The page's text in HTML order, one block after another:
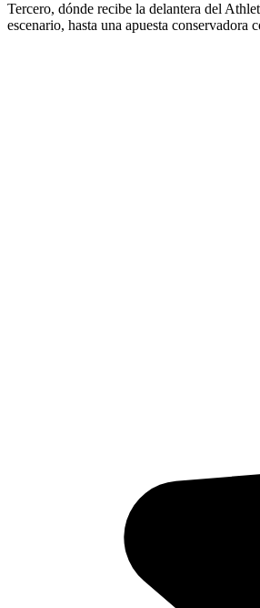
Tercero, dónde recibe la delantera del
escenario, hasta una apuesta conservadora